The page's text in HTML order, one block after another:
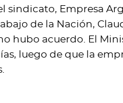
sindicato, Empresa
de la Nación,
hubo acuerdo. El
luego de que la